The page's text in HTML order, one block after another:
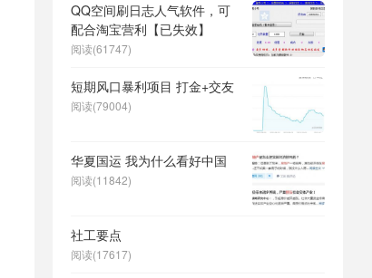
QQ空间刷日志人气软件，可
配合淘宝营利【已失效】
阅读(61747)
短期风口暴利项目 打金+交友
阅读(79004)
华夏国运 我为什么看好中国
阅读(11842)
社工要点
阅读(17617)